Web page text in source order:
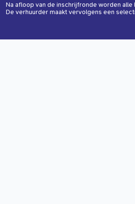
Na afloop van de inschrijfronde worden
De verhuurder maakt vervolgens een